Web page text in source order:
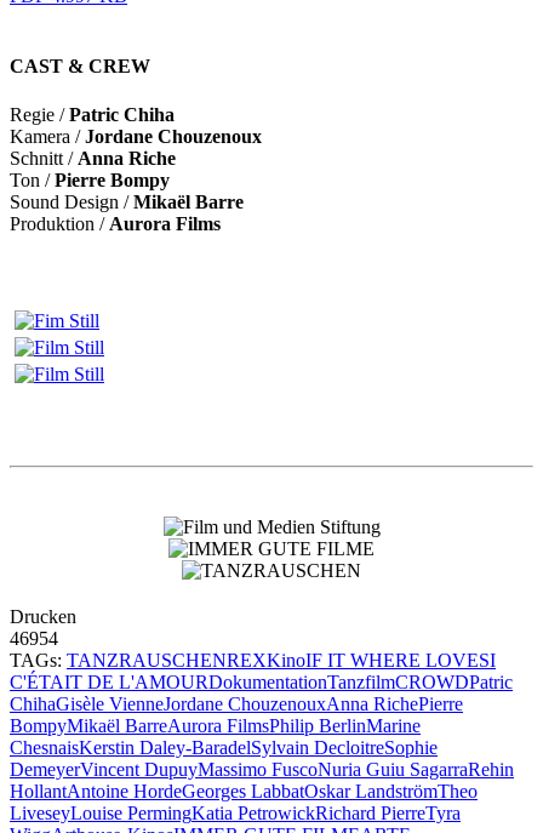
CAST & CREW
Regie /Patric Chiha
Kamera /Jordane Chouzenoux
Schnitt / Anna Riche
Ton /Pierre Bompy
Sound Design /Mikaël Barre
Produktion / Aurora Films
Drucken
46954
TAGs: TANZRAUSCHENREXKinoIF IT WHERE LOVESI
C'ÉTAIT DE L'AMOURDokumentationTanzfilmCROWDPatric
ChihaGisèle VienneJordane ChouzenouxAnna RichePierre
BompyMikaël BarreAurora FilmsPhilip BerlinMarine
ChesnaisKerstin Daley-BaradelSylvain DecloitreSophie
DemeyerVincent DupuyMassimo FuscoNuria Guiu SagarraRehin
HollantAntoine HordeGeorges LabbatOskar LandströmTheo
LiveseyLouise PermingKatia PetrowickRichard PierreTyra